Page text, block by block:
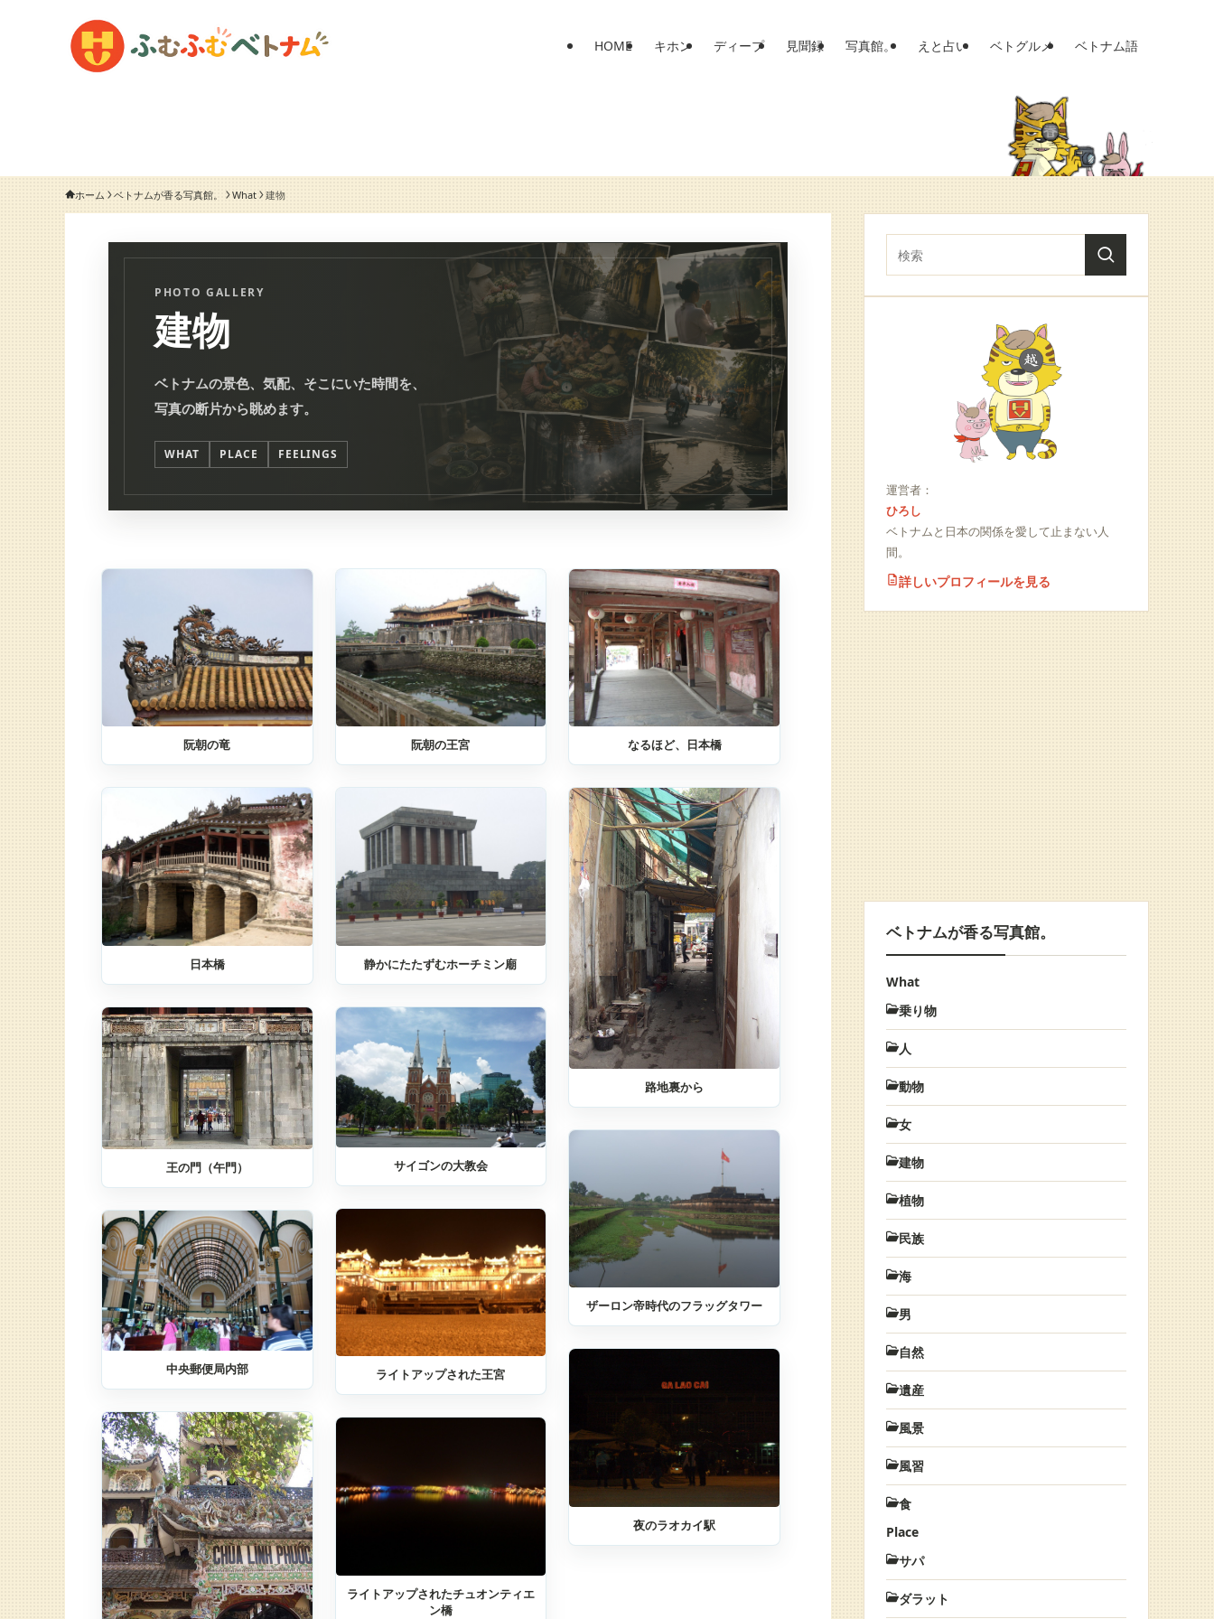
HOME キホン ディープ 見聞録 写真館。 えと占い ベトグルメ ベトナム語
ホーム ベトナムが香る写真館。 What 建物
PHOTO GALLERY
建物
ベトナムの景色、気配、そこにいた時間を、
写真の断片から眺めます。
WHAT PLACE FEELINGS
阮朝の竜
日本橋
王の門（午門）
中央郵便局内部
阮朝の王宮
静かにたたずむホーチミン廟
サイゴンの大教会
ライトアップされた王宮
ライトアップされたチュオンティエ
ン橋
なるほど、日本橋
路地裏から
ザーロン帝時代のフラッグタワー
夜のラオカイ駅
運営者：
ひろし
ベトナムと日本の関係を愛して止まない人
間。
詳しいプロフィールを見る
ベトナムが香る写真館。
What
乗り物
人
動物
女
建物
植物
民族
海
男
自然
遺産
風景
風習
食
Place
サパ
ダラット